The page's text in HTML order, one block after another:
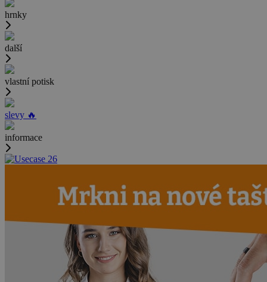
hrnky
další
vlastní potisk
slevy 🔥
informace